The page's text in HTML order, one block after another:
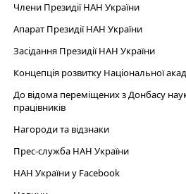
Члени Президії НАН України
Апарат Президії НАН України
Засідання Президії НАН України
Концепція розвитку Національної
До відома переміщених з Донбасу
працівників
Нагороди та відзнаки
Прес-служба НАН України
НАН України у Facebook